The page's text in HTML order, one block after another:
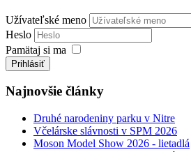
Užívateľské meno
Heslo
Pamätaj si ma
Prihlásiť
Najnovšie články
Druhé narodeniny parku v Nitre
Včelárske slávnosti v SPM 2026
Moson Model Show 2026 - lietadlá